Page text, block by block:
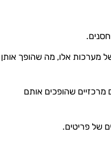
מערכות אלו, מה שהופך אותן
מרכזיים שהופכים אותם
של פריטים.